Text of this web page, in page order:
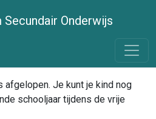
Onderwijs
afgelopen. Je kunt je kind nog
schooljaar tijdens de vrije